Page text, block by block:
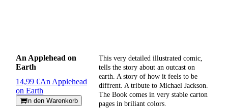
An Applehead on
Earth
14,99 €An Applehead
on Earth
In den Warenkorb
This very detailed illustrated comic,
tells the story about an outcast on
earth. A story of how it feels to be
diffrent. A tribute to Michael Jackson.
The Book comes in very stable carton
pages in briliant colors.